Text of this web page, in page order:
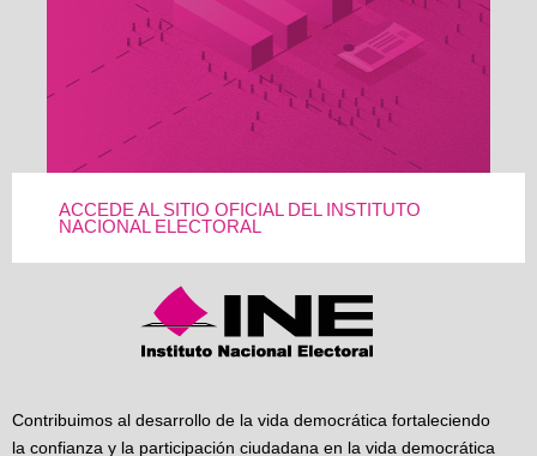
ACCEDE AL SITIO OFICIAL DEL INSTITUTO
NACIONAL ELECTORAL
Contribuimos al desarrollo de la vida democrática fortaleciendo
la confianza y la participación ciudadana en la vida democrática